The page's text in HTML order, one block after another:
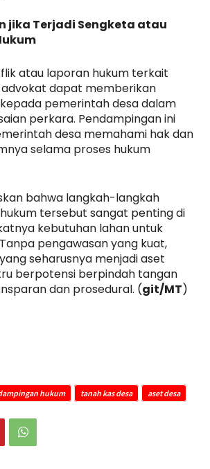
jika Terjadi Sengketa atau
atau laporan hukum terkait
advokat dapat memberikan
pemerintah desa dalam
perkara. Pendampingan ini
desa memahami hak dan
selama proses hukum
bahwa langkah-langkah
tersebut sangat penting di
kebutuhan lahan untuk
pengawasan yang kuat,
seharusnya menjadi aset
berpotensi berpindah tangan
dan prosedural. (git/MT)
hukum tanah kas desa aset desa